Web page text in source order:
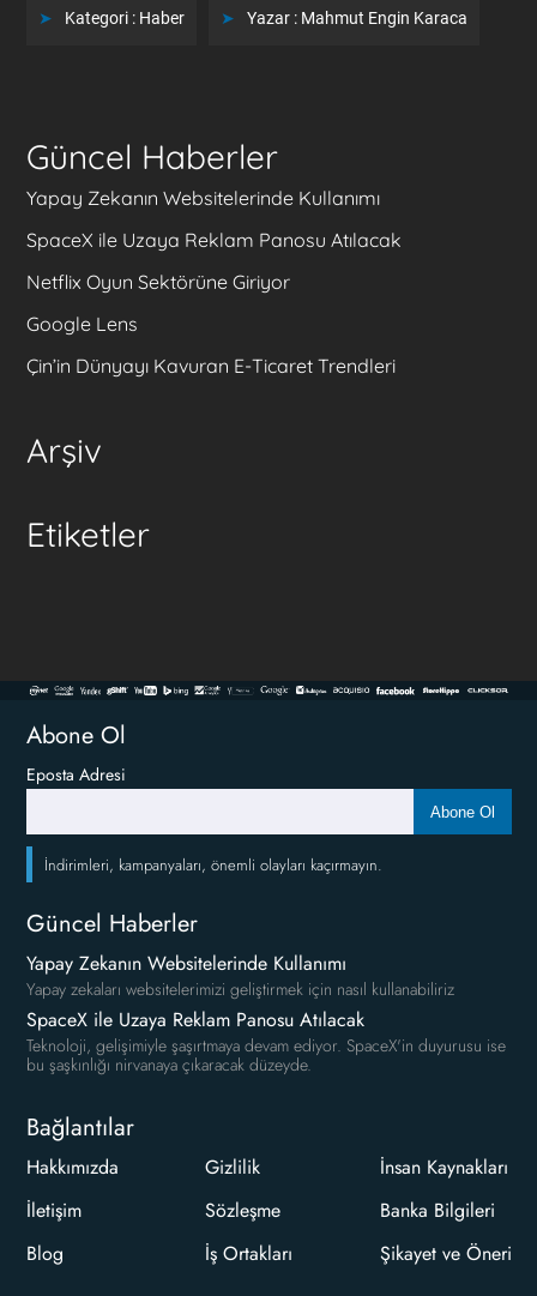
Kategori : Haber Yazar : Mahmut Engin Karaca
Güncel Haberler
Yapay Zekanın Websitelerinde Kullanımı
SpaceX ile Uzaya Reklam Panosu Atılacak
Netflix Oyun Sektörüne Giriyor
Google Lens
Çin’in Dünyayı Kavuran E-Ticaret Trendleri
Arşiv
Etiketler
Abone Ol
Eposta Adresi
Abone Ol
İndirimleri, kampanyaları, önemli olayları kaçırmayın.
Güncel Haberler
Yapay Zekanın Websitelerinde Kullanımı
Yapay zekaları websitelerimizi geliştirmek için nasıl kullanabiliriz
SpaceX ile Uzaya Reklam Panosu Atılacak
Teknoloji, gelişimiyle şaşırtmaya devam ediyor. SpaceX'in duyurusu ise
bu şaşkınlığı nirvanaya çıkaracak düzeyde.
Bağlantılar
Hakkımızda
İletişim
Blog
Gizlilik
Sözleşme
İş Ortakları
İnsan Kaynakları
Banka Bilgileri
Şikayet ve Öneri